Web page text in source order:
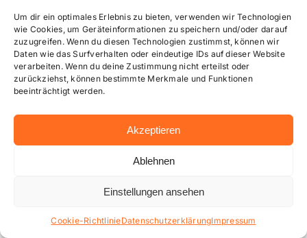
Um dir ein optimales Erlebnis zu bieten, verwenden wir Technologien
wie Cookies, um Geräteinformationen zu speichern und/oder darauf
zuzugreifen. Wenn du diesen Technologien zustimmst, können wir
Daten wie das Surfverhalten oder eindeutige IDs auf dieser Website
verarbeiten. Wenn du deine Zustimmung nicht erteilst oder
zurückziehst, können bestimmte Merkmale und Funktionen
beeinträchtigt werden.
Akzeptieren
Ablehnen
Einstellungen ansehen
Cookie-RichtlinieDatenschutzerklärungImpressum